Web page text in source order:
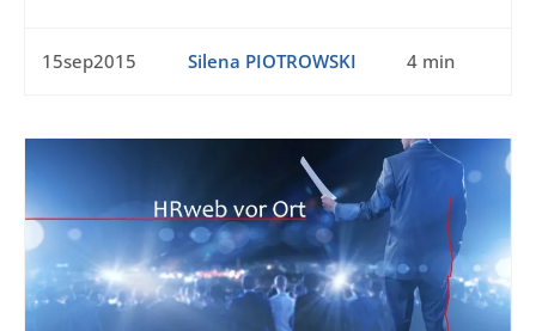
15sep2015 Silena PIOTROWSKI 4 min